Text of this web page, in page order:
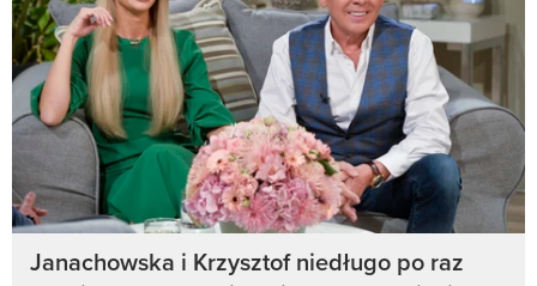
Janachowska i Krzysztof niedługo po raz